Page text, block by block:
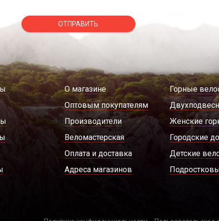
ОТПРАВИТЬ
О магазине
Оптовым покупателям
Производители
Веломастерская
Оплата и доставка
Адреса магазинов
Горные
Женские
Городские
Детские